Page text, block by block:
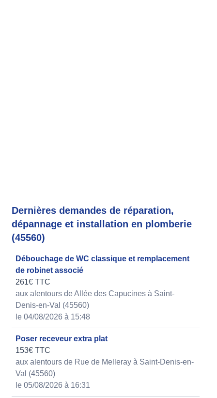
Dernières demandes de réparation,
dépannage et installation en plomberie
(45560)
Débouchage de WC classique et remplacement
de robinet associé
261€ TTC
aux alentours de Allée des Capucines à Saint-
Denis-en-Val (45560)
le 04/08/2026 à 15:48
Poser receveur extra plat
153€ TTC
aux alentours de Rue de Melleray à Saint-Denis-en-
Val (45560)
le 05/08/2026 à 16:31